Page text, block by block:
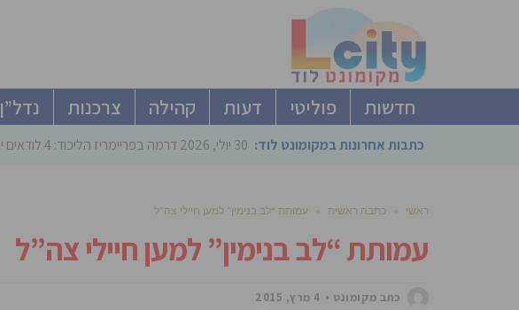
חדשות פוליטי דעות קהילה צרכנות נדל”ן
כתבות אחרונות במקומונט לוד: 30 יולי, 2026 דרמה בפריימריז הליכוד: 4 לודאים יתמודדו על המקום בכנסת הבאה
ראשי » כתבה ראשית » עמותת “לב בנימין” למען חיילי צה”ל
עמותת “לב בנימין” למען חיילי צה”ל
כתב מקומונט 4 מרץ, 2015